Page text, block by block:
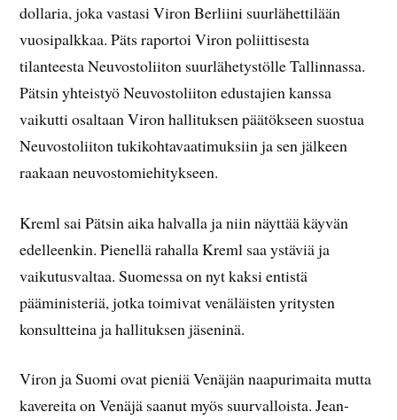
dollaria, joka vastasi Viron Berliini suurlähettilään
vuosipalkkaa. Päts raportoi Viron poliittisesta
tilanteesta Neuvostoliiton suurlähetystölle Tallinnassa.
Pätsin yhteistyö Neuvostoliiton edustajien kanssa
vaikutti osaltaan Viron hallituksen päätökseen suostua
Neuvostoliiton tukikohtavaatimuksiin ja sen jälkeen
raakaan neuvostomiehitykseen.
Kreml sai Pätsin aika halvalla ja niin näyttää käyvän
edelleenkin. Pienellä rahalla Kreml saa ystäviä ja
vaikutusvaltaa. Suomessa on nyt kaksi entistä
pääministeriä, jotka toimivat venäläisten yritysten
konsultteina ja hallituksen jäseninä.
Viron ja Suomi ovat pieniä Venäjän naapurimaita mutta
kavereita on Venäjä saanut myös suurvalloista. Jean-